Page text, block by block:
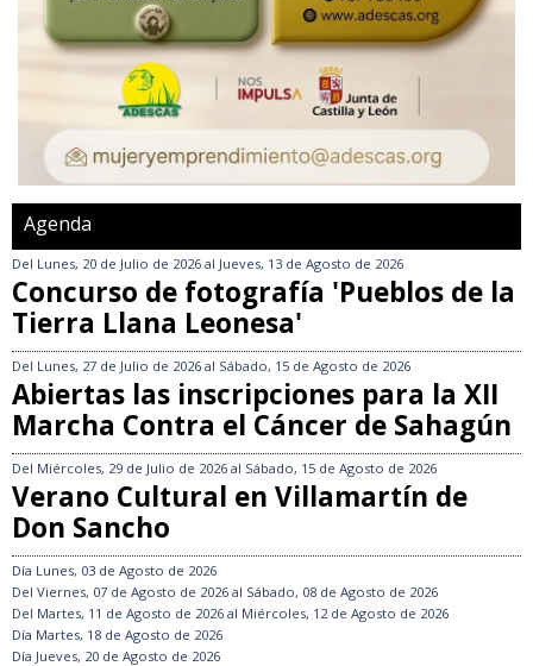
Agenda
Del Lunes, 20 de Julio de 2026 al Jueves, 13 de Agosto de 2026
Concurso de fotografía 'Pueblos de la
Tierra Llana Leonesa'
Del Lunes, 27 de Julio de 2026 al Sábado, 15 de Agosto de 2026
Abiertas las inscripciones para la XII
Marcha Contra el Cáncer de Sahagún
Del Miércoles, 29 de Julio de 2026 al Sábado, 15 de Agosto de 2026
Verano Cultural en Villamartín de
Don Sancho
Día Lunes, 03 de Agosto de 2026
Del Viernes, 07 de Agosto de 2026 al Sábado, 08 de Agosto de 2026
Del Martes, 11 de Agosto de 2026 al Miércoles, 12 de Agosto de 2026
Día Martes, 18 de Agosto de 2026
Día Jueves, 20 de Agosto de 2026